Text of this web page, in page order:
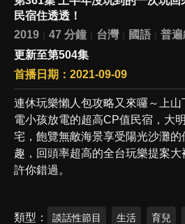
民宿住透透！
2019
47 分鐘 台灣 國語
普遍
更新至第504集
首播日期：2021-09-09
連休玩樂懶人包攻略又來囉～上
電小孩放電的超高CP值民宿，大
宅，飽覽無敵海景享受陽光沙灘
趣，回頭率超高的全台玩樂提案
許你錯過。
類型 談話性節目 生活 育兒